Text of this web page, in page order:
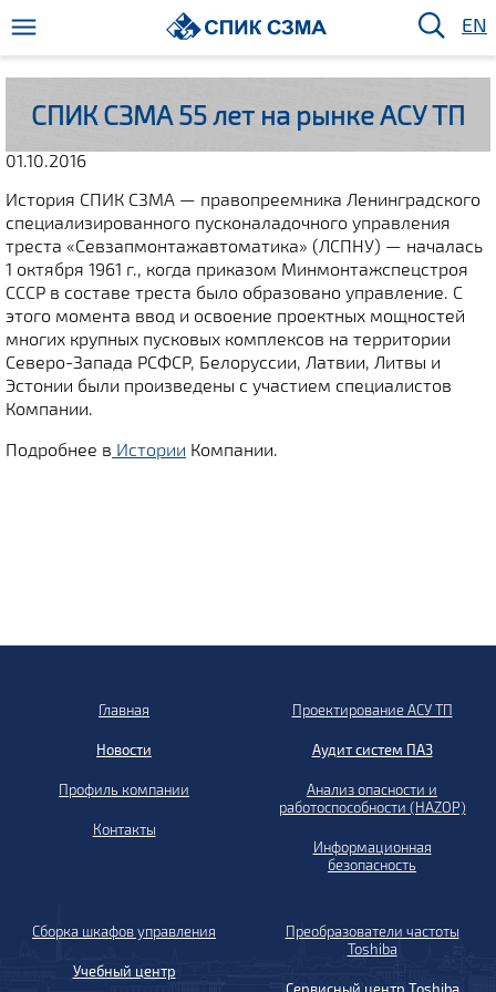
EN
СПИК СЗМА 55 лет на рынке АСУ ТП
01.10.2016
История СПИК СЗМА — правопреемника Ленинградского
специализированного пусконаладочного управления
треста «Севзапмонтажавтоматика» (ЛСПНУ) — началась
1 октября 1961 г., когда приказом Минмонтажспецстроя
СССР в составе треста было образовано управление. С
этого момента ввод и освоение проектных мощностей
многих крупных пусковых комплексов на территории
Северо-Запада РСФСР, Белоруссии, Латвии, Литвы и
Эстонии были произведены с участием специалистов
Компании.
Подробнее в Истории Компании.
Главная
Новости
Профиль компании
Контакты
Проектирование АСУ ТП
Аудит систем ПАЗ
Анализ опасности и
работоспособности (HAZOP)
Информационная
безопасность
Сборка шкафов управления
Учебный центр
Преобразователи частоты
Toshiba